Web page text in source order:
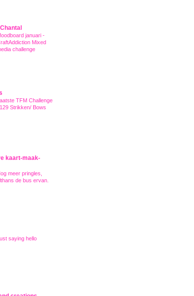
januari -
Mixed
challenge
TFM Challenge
Strikken/ Bows
kaart-maak-
meer pringles,
de bus ervan.
saying hello